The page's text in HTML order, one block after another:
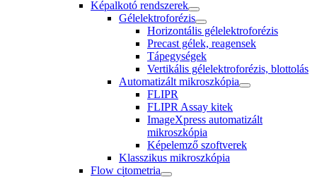
Képalkotó rendszerek
Gélelektroforézis
Horizontális gélelektroforézis
Precast gélek, reagensek
Tápegységek
Vertikális gélelektroforézis, blottolás
Automatizált mikroszkópia
FLIPR
FLIPR Assay kitek
ImageXpress automatizált
mikroszkópia
Képelemző szoftverek
Klasszikus mikroszkópia
Flow citometria